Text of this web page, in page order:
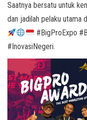
Saatnya bersatu untuk
dan jadilah pelaku utama
#BigProExpo
#InovasiNegeri.